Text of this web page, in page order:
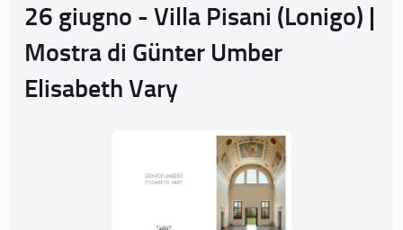
26 giugno - Villa Pisani (Lonigo) |
Mostra di Günter Umber
Elisabeth Vary